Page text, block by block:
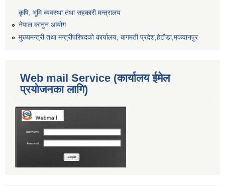
कृषि, भूमि व्यवस्था तथा सहकारी मन्त्रालय
नेपाल कानुन आयोग
मुख्यमन्त्री तथा मन्त्रीपरिषदको कार्यालय, बागमती प्रदेश,हेटाैडा,मकवानपुर
Web mail Service (कार्यालय ईमेल
प्रयोजनका लागि)